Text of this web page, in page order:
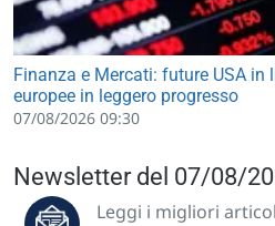
Finanza e Mercati: future USA in
europee in leggero progresso
07/08/2026 09:30
Newsletter del 07/08/
Leggi i migliori